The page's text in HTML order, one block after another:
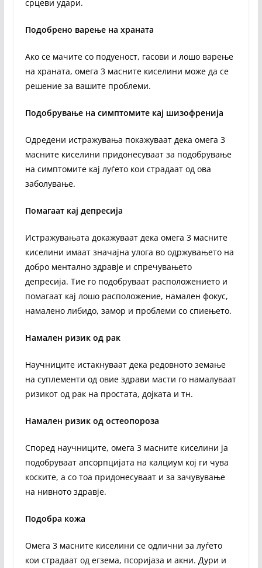
срцеви удари.
Подобрено варење на храната
Ако се мачите со подуеност, гасови и лошо варење
на храната, омега 3 масните киселини може да се
решение за вашите проблеми.
Подобрување на симптомите кај шизофренија
Одредени истражувања покажуваат дека омега 3
масните киселини придонесуваат за подобрување
на симптомите кај луѓето кои страдаат од ова
заболување.
Помагаат кај депресија
Истражувањата докажуваат дека омега 3 масните
киселини имаат значајна улога во одржувањето на
добро ментално здравје и спречувањето
депресија. Тие го подобруваат расположението и
помагаат кај лошо расположение, намален фокус,
намалено либидо, замор и проблеми со спиењето.
Намален ризик од рак
Научниците истакнуваат дека редовното земање
на суплементи од овие здрави масти го намалуваат
ризикот од рак на простата, дојката и тн.
Намален ризик од остеопороза
Според научниците, омега 3 масните киселини ја
подобруваат апсорпцијата на калциум кој ги чува
коските, а со тоа придонесуваат и за зачувување
на нивното здравје.
Подобра кожа
Омега 3 масните киселини се одлични за луѓето
кои страдаат од егзема, псоријаза и акни. Дури и